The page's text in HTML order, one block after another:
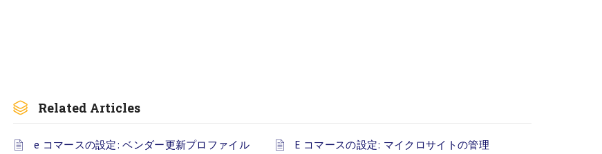
Related Articles
e コマースの設定: ベンダー更新プロファイル E コマースの設定: マイクロサイトの管理